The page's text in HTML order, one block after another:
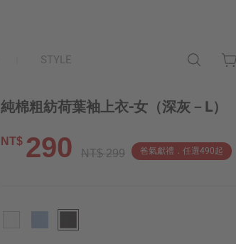
STYLE
純棉粗紡荷葉袖上衣-女 （深灰－L）
NT$ 290 NT$ 299 爸氣獻禮．任選490起